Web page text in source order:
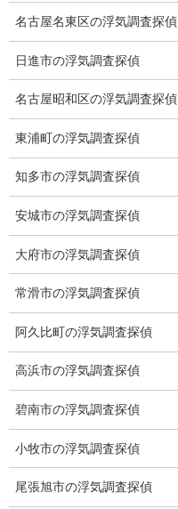
カテゴリー ブログ
ブログ
下見調査
2026-02-10
名古屋名東区の浮気調査探偵
日進市の浮気調査探偵
名古屋昭和区の浮気調査探偵
東浦町の浮気調査探偵
知多市の浮気調査探偵
安城市の浮気調査探偵
大府市の浮気調査探偵
常滑市の浮気調査探偵
阿久比町の浮気調査探偵
高浜市の浮気調査探偵
碧南市の浮気調査探偵
小牧市の浮気調査探偵
尾張旭市の浮気調査探偵